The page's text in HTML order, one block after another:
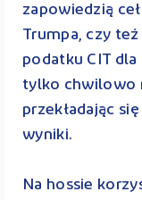
zapowiedzią
Trumpa, czy
podatku CIT
tylko chwilowo
przekładając
wyniki.
Na hossie